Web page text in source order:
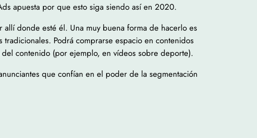
apuesta por que esto siga siendo así en 2020.
donde esté él. Una muy buena forma de hacerlo es
Podrá comprarse espacio en contenidos
contenido (por ejemplo, en vídeos sobre deporte).
que confían en el poder de la segmentación